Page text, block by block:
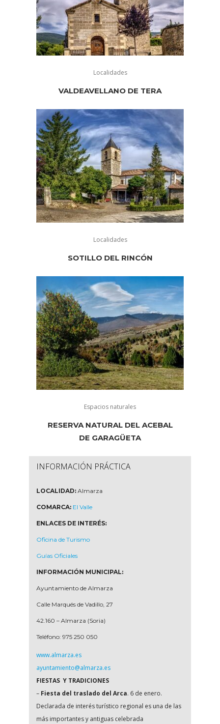
Localidades
VALDEAVELLANO DE TERA
Localidades
SOTILLO DEL RINCÓN
Espacios naturales
RESERVA NATURAL DEL ACEBAL
DE GARAGÜETA
INFORMACIÓN PRÁCTICA
LOCALIDAD: Almarza
COMARCA: El Valle
ENLACES DE INTERÉS:
Oficina de Turismo
Guías Oficiales
INFORMACIÓN MUNICIPAL:
Ayuntamiento de Almarza
Calle Marqués de Vadillo, 27
42.160 – Almarza (Soria)
Teléfono: 975 250 050
www.almarza.es
ayuntamiento@almarza.es
FIESTAS Y TRADICIONES
– Fiesta del traslado del Arca. 6 de enero.
Declarada de interés turístico regional es una de las
más importantes y antiguas celebrada